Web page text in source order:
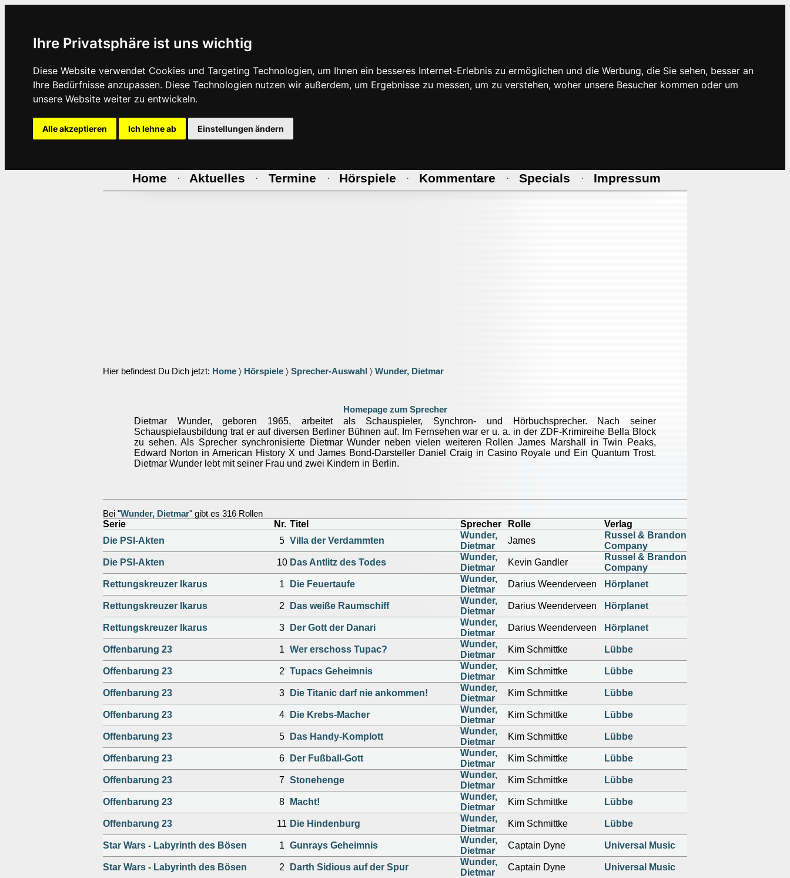
Ihre Privatsphäre ist uns wichtig
Diese Website verwendet Cookies und Targeting Technologien, um Ihnen ein besseres Internet-Erlebnis zu ermöglichen und die Werbung, die Sie sehen, besser an
Ihre Bedürfnisse anzupassen. Diese Technologien nutzen wir außerdem, um Ergebnisse zu messen, um zu verstehen, woher unsere Besucher kommen oder um
unsere Website weiter zu entwickeln.
Alle akzeptieren Ich lehne ab Einstellungen ändern
Home · Aktuelles · Termine · Hörspiele · Kommentare · Specials · Impressum
Hier befindest Du Dich jetzt: Home 〉 Hörspiele 〉 Sprecher-Auswahl 〉 Wunder, Dietmar
Homepage zum Sprecher
Dietmar Wunder, geboren 1965, arbeitet als Schauspieler, Synchron- und Hörbuchsprecher. Nach seiner
Schauspielausbildung trat er auf diversen Berliner Bühnen auf. Im Fernsehen war er u. a. in der ZDF-Krimireihe Bella Block
zu sehen. Als Sprecher synchronisierte Dietmar Wunder neben vielen weiteren Rollen James Marshall in Twin Peaks,
Edward Norton in American History X und James Bond-Darsteller Daniel Craig in Casino Royale und Ein Quantum Trost.
Dietmar Wunder lebt mit seiner Frau und zwei Kindern in Berlin.
Bei "Wunder, Dietmar" gibt es 316 Rollen
Serie Nr. Titel Sprecher Rolle
Verlag
Die PSI-Akten
5 Villa der Verdammten
Wunder,
Dietmar
James
Russel & Brandon
Company
Die PSI-Akten
10 Das Antlitz des Todes
Wunder,
Dietmar
Kevin Gandler
Russel & Brandon
Company
Rettungskreuzer Ikarus
1 Die Feuertaufe
Wunder,
Dietmar
Darius Weenderveen Hörplanet
Rettungskreuzer Ikarus 2 Das weiße Raumschiff
Wunder,
Dietmar
Darius Weenderveen Hörplanet
Rettungskreuzer Ikarus 3 Der Gott der Danari
Wunder,
Dietmar
Darius Weenderveen Hörplanet
Offenbarung 23 1 Wer erschoss Tupac?
Wunder,
Dietmar
Kim Schmittke Lübbe
Offenbarung 23 2 Tupacs Geheimnis
Wunder,
Dietmar
Kim Schmittke Lübbe
Offenbarung 23 3 Die Titanic darf nie ankommen!
Wunder,
Dietmar
Kim Schmittke Lübbe
Offenbarung 23 4 Die Krebs-Macher
Wunder,
Dietmar
Kim Schmittke Lübbe
Offenbarung 23 5 Das Handy-Komplott
Wunder,
Dietmar
Kim Schmittke Lübbe
Offenbarung 23 6 Der Fußball-Gott
Wunder,
Dietmar
Kim Schmittke Lübbe
Offenbarung 23 7 Stonehenge
Wunder,
Dietmar
Kim Schmittke Lübbe
Offenbarung 23 8 Macht!
Wunder,
Dietmar
Kim Schmittke Lübbe
Offenbarung 23 11 Die Hindenburg
Wunder,
Dietmar
Kim Schmittke Lübbe
Star Wars - Labyrinth des Bösen 1 Gunrays Geheimnis
Wunder,
Dietmar
Captain Dyne Universal Music
Star Wars - Labyrinth des Bösen 2 Darth Sidious auf der Spur
Wunder,
Dietmar
Captain Dyne Universal Music